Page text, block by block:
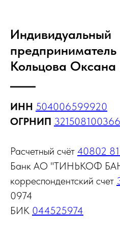
Индивидуальный
предприниматель
Кольцова Оксана
ИНН 504006599920
ОГРНИП
Расчетный счёт 40802
Банк АО "ТИНЬКОФ
корреспондентский счет
0974
БИК 044525974